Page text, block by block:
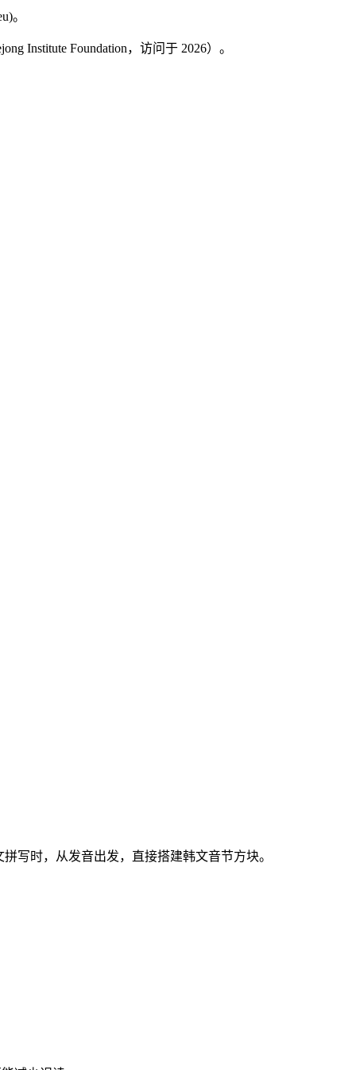
。
Institute Foundation，访问于 2026）。
写时，从发音出发，直接搭建韩文音节方块。